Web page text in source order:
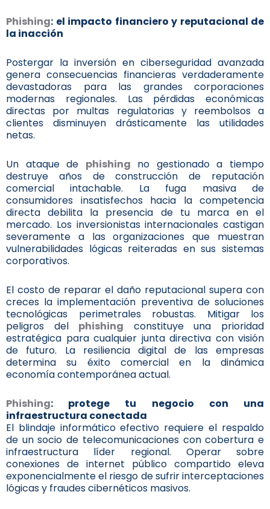
Phishing: el impacto financiero y reputacional de
la inacción
Postergar la inversión en ciberseguridad avanzada
genera consecuencias financieras verdaderamente
devastadoras para las grandes corporaciones
modernas regionales. Las pérdidas económicas
directas por multas regulatorias y reembolsos a
clientes disminuyen drásticamente las utilidades
netas.
Un ataque de phishing no gestionado a tiempo
destruye años de construcción de reputación
comercial intachable. La fuga masiva de
consumidores insatisfechos hacia la competencia
directa debilita la presencia de tu marca en el
mercado. Los inversionistas internacionales castigan
severamente a las organizaciones que muestran
vulnerabilidades lógicas reiteradas en sus sistemas
corporativos.
El costo de reparar el daño reputacional supera con
creces la implementación preventiva de soluciones
tecnológicas perimetrales robustas. Mitigar los
peligros del phishing constituye una prioridad
estratégica para cualquier junta directiva con visión
de futuro. La resiliencia digital de las empresas
determina su éxito comercial en la dinámica
economía contemporánea actual.
Phishing: protege tu negocio con una
infraestructura conectada
El blindaje informático efectivo requiere el respaldo
de un socio de telecomunicaciones con cobertura e
infraestructura líder regional. Operar sobre
conexiones de internet público compartido eleva
exponencialmente el riesgo de sufrir interceptaciones
lógicas y fraudes cibernéticos masivos.